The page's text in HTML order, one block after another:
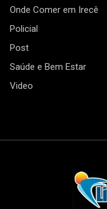
Onde Comer em Irecê
Policial
Post
Saúde e Bem Estar
Video